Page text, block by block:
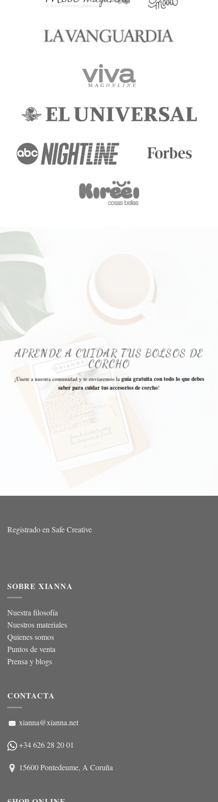
APRENDE A CUIDAR TUS BOLSOS DE
CORCHO
¡Únete a nuestra comunidad y te enviaremos la guía gratuita con todo lo que debes
saber para cuidar tus accesorios de corcho!
Registrado en Safe Creative
SOBRE XIANNA
Nuestra filosofía
Nuestros materiales
Quienes somos
Puntos de venta
Prensa y blogs
CONTACTA
xianna@xianna.net
+34 626 28 20 01
15600 Pontedeume, A Coruña